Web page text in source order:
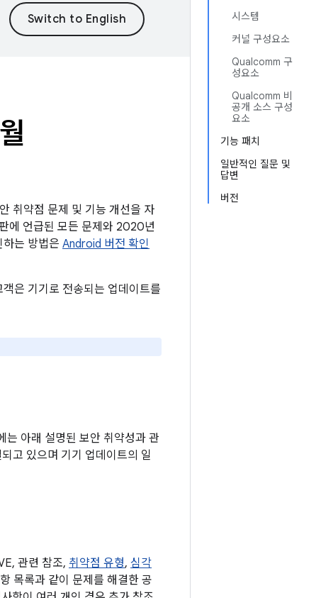
시스템
커널 구성요소
Qualcomm 구
성요소
Qualcomm 비
공개 소스 구성
요소
기능 패치
일반적인 질문 및
답변
버전
취약점 문제 및 기능 개선을 자
에 언급된 모든 문제와 2020년
는 방법은 Android 버전 확인
은 기기로 전송되는 업데이트를
아래 설명된 보안 취약성과 관
고 있으며 기기 업데이트의 일
관련 참조, 취약점 유형, 심각
목록과 같이 문제를 해결한 공